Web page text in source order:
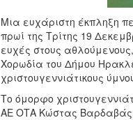
Μια ευχάριστη έκπληξη
πρωί της Τρίτης 19
ευχές στους
Χορωδία του Δήμου
χριστουγεννιάτικους
Το όμορφο
ΑΕ ΟΤΑ Κώστας Βαρδαβάς,